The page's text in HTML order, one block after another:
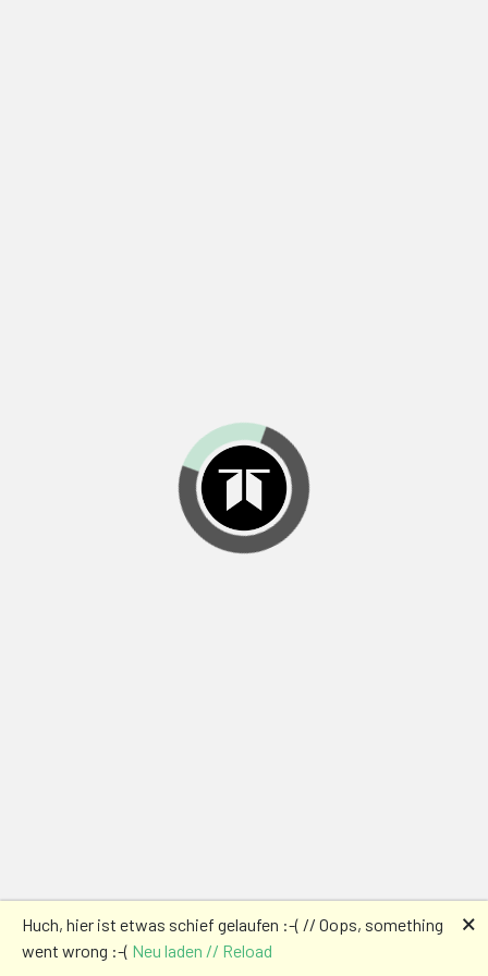
Huch, hier ist etwas schief gelaufen :-( // Oops, something
went wrong :-( Neu laden // Reload
🗙